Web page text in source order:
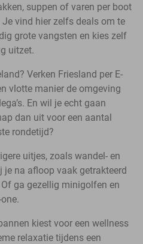
suppen of varen per boot
vind hier zelfs deals om te
grote vangsten en kies zelf
uitzet.
Verken Friesland per E-
vlotte manier de omgeving
En wil je echt gaan
dan uit voor een aantal
rondetijd?
uitjes, zoals wandel- en
na afloop vaak getrakteerd
ga gezellig minigolfen en
kiest voor een wellness
relaxatie tijdens een